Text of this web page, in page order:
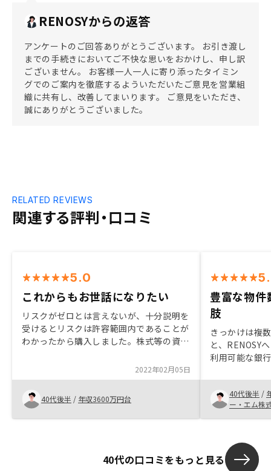
RENOSYからの返答
アンケートのご回答ありがとうございます。 お引き渡し
までの手続きにおいてご不快な思いをおかけし、申し訳
ございません。 お客様一人一人に寄り添ったタイミン
グでのご案内を徹底するよういただいたご意見を営業組
織に共有し、改善してまいります。 ご意見をいただき、
誠にありがとうございました。
関連する評判・口コミ
RELATED REVIEWS
5.0
これからもお世話になりたい
リスクがゼロとは言えないが、十分説明を
受けるとリスクは許容範囲内であることが
わかったから購入しました。株式等の資産
確実な利回りが得られる、死亡時の生命保
険のかわりに十分なることが理解できたた
め購入しました。購入後のフォローアップ
の充実も決め手になりました。
2022年02月05日
40代後半 / 年収3600万円台
豊富な物件
肢
きっかけは複
と、RENOSY
利用可能な銀
提案してもら
でした。チー
部門間やフェ
思います。タ
突にメールや
とに戸惑う事
40代後半 /
ー・エム株
40代の口コミをもっと見る